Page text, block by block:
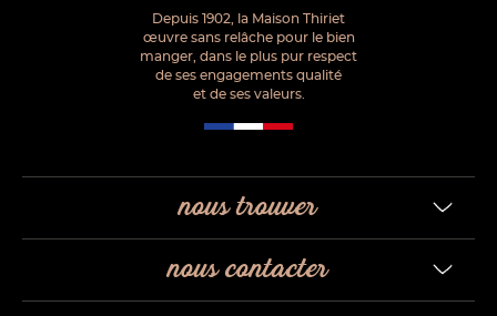
Depuis 1902, la Maison Thiriet
œuvre sans relâche pour le bien
manger, dans le plus pur respect
de ses engagements qualité
et de ses valeurs.
nous trouver
nous contacter